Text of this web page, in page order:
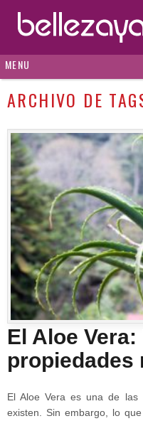
MENU
ARCHIVO DE
El Aloe
propiedades
El Aloe Vera es una de las
existen. Sin embargo, lo